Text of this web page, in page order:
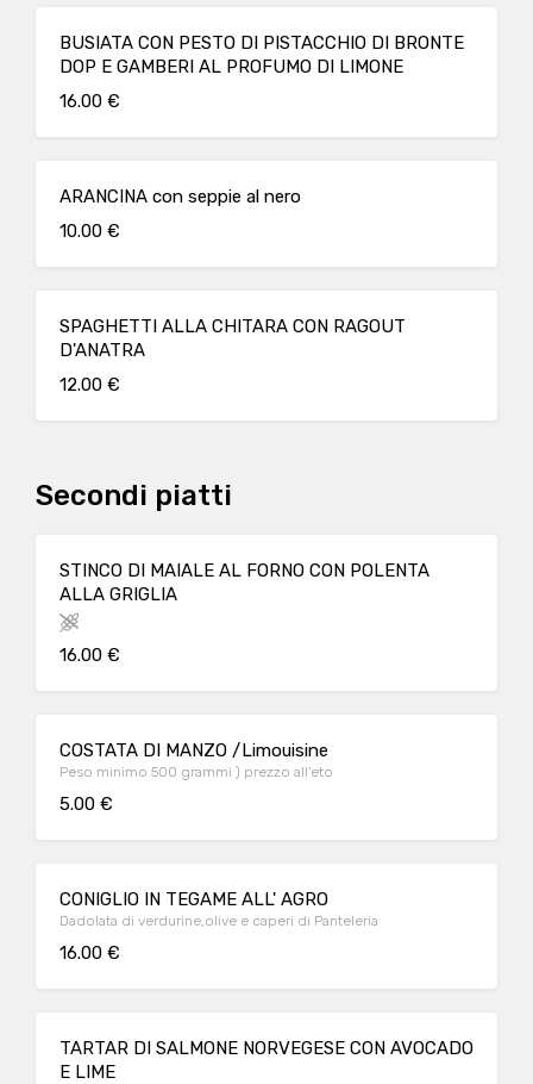
BUSIATA CON PESTO DI PISTACCHIO DI BRONTE
DOP E GAMBERI AL PROFUMO DI LIMONE
16.00 €
ARANCINA con seppie al nero
10.00 €
SPAGHETTI ALLA CHITARA CON RAGOUT
D'ANATRA
12.00 €
Secondi piatti
STINCO DI MAIALE AL FORNO CON POLENTA
ALLA GRIGLIA
16.00 €
COSTATA DI MANZO /Limouisine
Peso minimo 500 grammi ) prezzo all'eto
5.00 €
CONIGLIO IN TEGAME ALL' AGRO
Dadolata di verdurine,olive e caperi di Panteleria
16.00 €
TARTAR DI SALMONE NORVEGESE CON AVOCADO
E LIME